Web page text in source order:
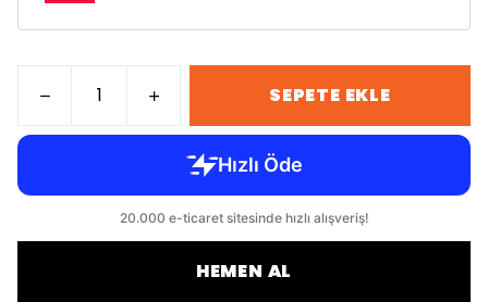
SEPETE EKLE
HEMEN AL